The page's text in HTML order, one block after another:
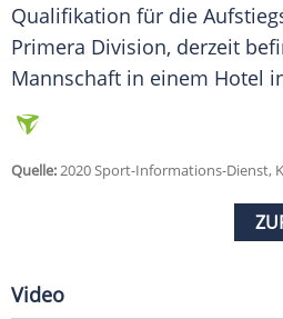
Qualifikation für die
Primera Division, derzeit
Mannschaft in einem Hotel
Quelle:2020 Sport-Informations-Dienst,
Video